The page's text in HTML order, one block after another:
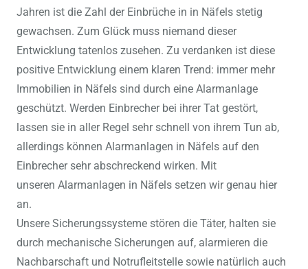
Jahren ist die Zahl der Einbrüche in in Näfels stetig
gewachsen. Zum Glück muss niemand dieser
Entwicklung tatenlos zusehen. Zu verdanken ist diese
positive Entwicklung einem klaren Trend: immer mehr
Immobilien in Näfels sind durch eine Alarmanlage
geschützt. Werden Einbrecher bei ihrer Tat gestört,
lassen sie in aller Regel sehr schnell von ihrem Tun ab,
allerdings können Alarmanlagen in Näfels auf den
Einbrecher sehr abschreckend wirken. Mit
unseren Alarmanlagen in Näfels setzen wir genau hier
an.
Unsere Sicherungssysteme stören die Täter, halten sie
durch mechanische Sicherungen auf, alarmieren die
Nachbarschaft und Notrufleitstelle sowie natürlich auch